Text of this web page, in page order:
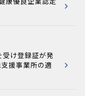
け登録証が発
援事業所の適